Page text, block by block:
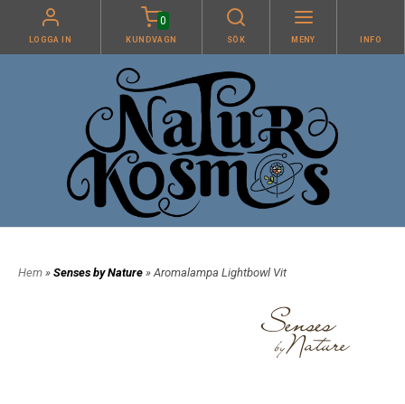
LOGGA IN
0
KUNDVAGN SÖK MENY INFO
Hem » Senses by Nature » Aromalampa Lightbowl Vit